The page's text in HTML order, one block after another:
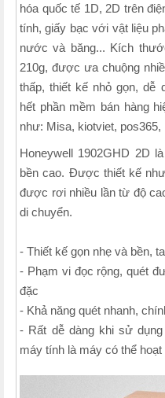
hóa quốc tế 1D, 2D trên
tính, giấy bạc với vật liệu
nước và băng... Kích
210g, được ưa chuộng
thấp, thiết kế nhỏ gọn, dễ
hết phần mềm bán hàng
như: Misa, kiotviet, pos365,
Honeywell 1902GHD 2D
bền cao. Được thiết kế
được rơi nhiều lần từ độ
di chuyển.
- Thiết kế gọn nhẹ và bền,
- Phạm vi đọc rộng, quét
đặc
- Khả năng quét nhanh,
- Rất dễ dàng khi sử
máy tính là máy có thể hoạt